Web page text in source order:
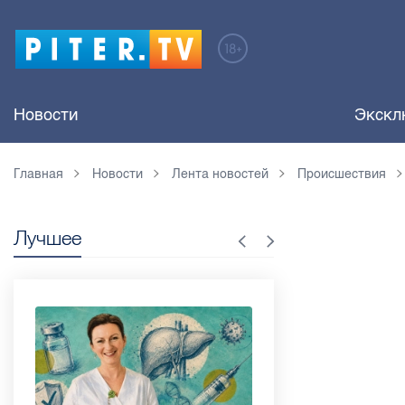
Новости
Главная Новости Лента новостей Происшествия
Лучшее